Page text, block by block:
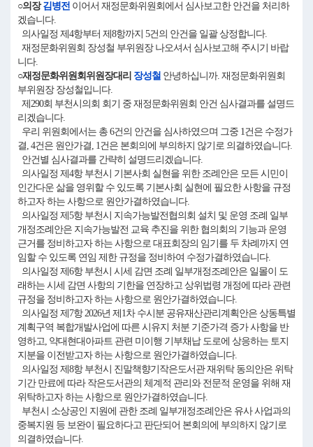
○의장김병전 이어서 재정문화위원회에서 심사보고한 안건을 처리하
겠습니다.
의사일정 제4항부터 제8항까지 5건의 안건을 일괄 상정합니다.
재정문화위원회 장성철 부위원장 나오셔서 심사보고해 주시기 바랍
니다.
○재정문화위원회위원장대리 장성철 안녕하십니까. 재정문화위원회
부위원장 장성철입니다.
제290회 부천시의회 회기 중 재정문화위원회 안건 심사결과를 설명드
리겠습니다.
우리 위원회에서는 총 6건의 안건을 심사하였으며 그중 1건은 수정가
결, 4건은 원안가결, 1건은 본회의에 부의하지 않기로 의결하였습니다.
안건별 심사결과를 간략히 설명드리겠습니다.
의사일정 제4항 부천시 기본사회 실현을 위한 조례안은 모든 시민이
인간다운 삶을 영위할 수 있도록 기본사회 실현에 필요한 사항을 규정
하고자 하는 사항으로 원안가결하였습니다.
의사일정 제5항 부천시 지속가능발전협의회 설치 및 운영 조례 일부
개정조례안은 지속가능발전 교육 추진을 위한 협의회의 기능과 운영
근거를 정비하고자 하는 사항으로 대표회장의 임기를 두 차례까지 연
임할 수 있도록 연임 제한 규정을 정비하여 수정가결하였습니다.
의사일정 제6항 부천시 시세 감면 조례 일부개정조례안은 일몰이 도
래하는 시세 감면 사항의 기한을 연장하고 상위법령 개정에 따라 관련
규정을 정비하고자 하는 사항으로 원안가결하였습니다.
의사일정 제7항 2026년 제1차 수시분 공유재산관리계획안은 상동특별
계획구역 복합개발사업에 따른 시유지 처분 기준가격 증가 사항을 반
영하고, 약대현대아파트 관련 미이행 기부채납 도로에 상응하는 토지
지분을 이전받고자 하는 사항으로 원안가결하였습니다.
의사일정 제8항 부천시 진말책향기작은도서관 재위탁 동의안은 위탁
기간 만료에 따라 작은도서관의 체계적 관리와 전문적 운영을 위해 재
위탁하고자 하는 사항으로 원안가결하였습니다.
부천시 소상공인 지원에 관한 조례 일부개정조례안은 유사 사업과의
중복지원 등 보완이 필요하다고 판단되어 본회의에 부의하지 않기로
의결하였습니다.